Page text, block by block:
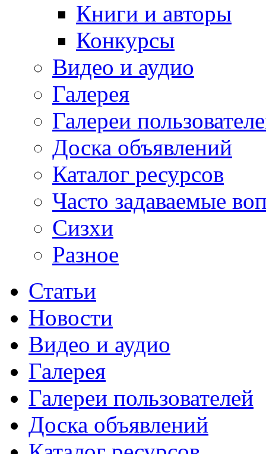
Книги и авторы
Конкурсы
Видео и аудио
Галерея
Галереи
Доска объявлений
Каталог ресурсов
Часто задаваемые
Сизхи
Разное
Статьи
Новости
Видео и аудио
Галерея
Галереи пользователей
Доска объявлений